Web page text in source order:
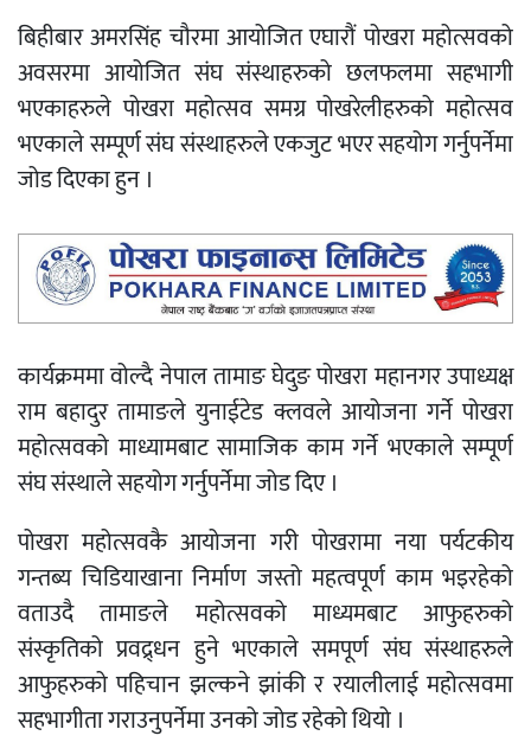
बिहीबार अमरसिंह चौरमा आयोजित एघारौं पोखरा महोत्सवको
अवसरमा आयोजित संघ संस्थाहरुको छलफलमा सहभागी
भएकाहरुले पोखरा महोत्सव समग्र पोखरेलीहरुको महोत्सव
भएकाले सम्पूर्ण संघ संस्थाहरुले एकजुट भएर सहयोग गर्नुपर्नेमा
जोड दिएका हुन ।
कार्यक्रममा वोल्दै नेपाल तामाङ घेदुङ पोखरा महानगर उपाध्यक्ष
राम बहादुर तामाङले युनाईटेड क्लवले आयोजना गर्ने पोखरा
महोत्सवको माध्यामबाट सामाजिक काम गर्ने भएकाले सम्पूर्ण
संघ संस्थाले सहयोग गर्नुपर्नेमा जोड दिए ।
पोखरा महोत्सवकै आयोजना गरी पोखरामा नया पर्यटकीय
गन्तब्य चिडियाखाना निर्माण जस्तो महत्वपूर्ण काम भइरहेको
वताउदै तामाङले महोत्सवको माध्यमबाट आफुहरुको
संस्कृतिको प्रवद्र्धन हुने भएकाले समपूर्ण संघ संस्थाहरुले
आफुहरुको पहिचान झल्कने झांकी र रयालीलाई महोत्सवमा
सहभागीता गराउनुपर्नेमा उनको जोड रहेको थियो ।